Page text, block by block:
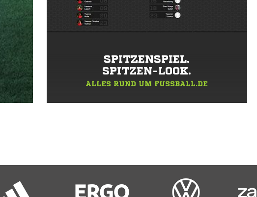
SPITZENSPIEL.
SPITZEN-LOOK.
ALLES RUND UM FUSSBALL.DE